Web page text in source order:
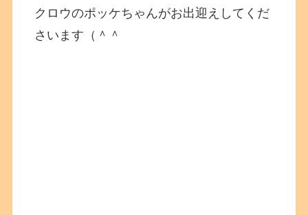
クロウのポッケちゃんがお出迎えしてくだ
さいます（＾＾